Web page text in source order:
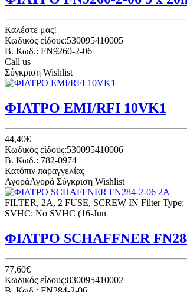
Καλέστε μας!
Κωδικός είδους:530095410005
B. Κωδ.: FN9260-2-06
Call us
Σύγκριση Wishlist
ΦΙΛΤΡΟ EMI/RFI 10VK1
44,40€
Κωδικός είδους:530095410006
B. Κωδ.: 782-0974
Κατόπιν παραγγελίας
ΑγοράΑγορά Σύγκριση Wishlist
FILTER, 2A, 2 FUSE, SCREW IN Filter Type:
SVHC: No SVHC (16-Jun
ΦΙΛΤΡΟ SCHAFFNER
77,60€
Κωδικός είδους:830095410002